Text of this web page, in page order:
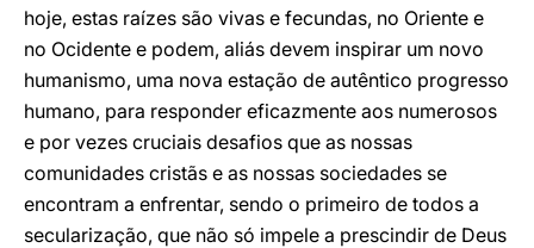
hoje, estas raízes são vivas e fecundas, no Oriente e
no Ocidente e podem, aliás devem inspirar um novo
humanismo, uma nova estação de autêntico progresso
humano, para responder eficazmente aos numerosos
e por vezes cruciais desafios que as nossas
comunidades cristãs e as nossas sociedades se
encontram a enfrentar, sendo o primeiro de todos a
secularização, que não só impele a prescindir de Deus